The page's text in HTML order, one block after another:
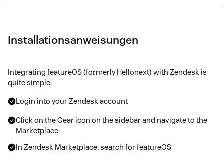
Installationsanweisungen
Integrating featureOS (formerly Hellonext) with Zendesk is
quite simple.
Login into your Zendesk account
Click on the Gear icon on the sidebar and navigate to the
Marketplace
In Zendesk Marketplace, search for featureOS